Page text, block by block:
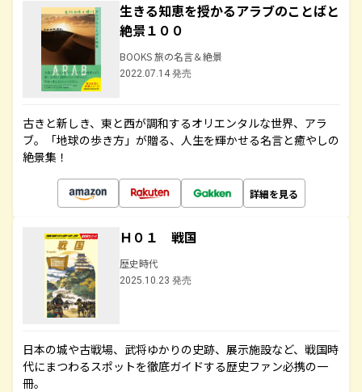
生きる知恵を授かるアラブのことばと
絶景１００
BOOKS 旅の名言＆絶景
2022.07.14 発売
古きと新しき、東と西が調和するオリエンタルな世界、アラ
ブ。「地球の歩き方」が贈る、人生を輝かせる名言と癒やしの
絶景集！
詳細を見る
Ｈ０１ 戦国
歴史時代
2025.10.23 発売
日本の城や古戦場、武将ゆかりの史跡、展示施設など、戦国時
代にまつわるスポットを徹底ガイドする歴史ファン必携の一
冊。